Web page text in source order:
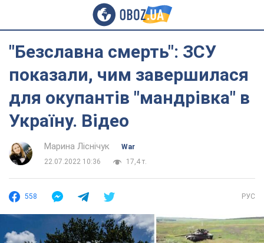
"Безславна смерть": ЗСУ
показали, чим завершилася
для окупантів "мандрівка" в
Україну. Відео
Марина Ліснічук
War
22.07.2022 10:36
17,4 т.
558 РУС